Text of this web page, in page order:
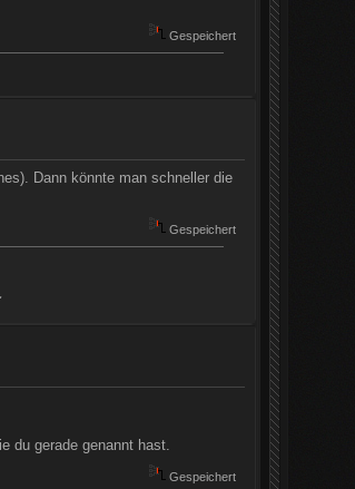
Gespeichert
Dann könnte man schneller die
Gespeichert
du gerade genannt hast.
Gespeichert